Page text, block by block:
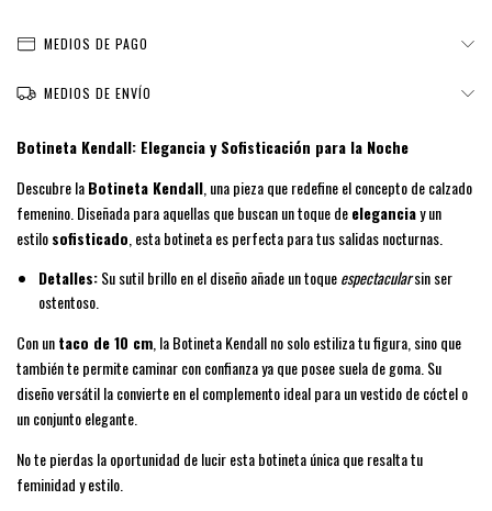
MEDIOS DE PAGO
MEDIOS DE ENVÍO
Botineta Kendall: Elegancia y Sofisticación para la Noche
Descubre laBotineta Kendall , una pieza que redefine el concepto de calzado
femenino. Diseñada para aquellas que buscan un toque deeleganciay un
estilosofisticado , esta botineta es perfecta para tus salidas nocturnas.
Detalles:Su sutil brillo en el diseño añade un toqueespectacularsin ser
ostentoso.
Con untaco de 10 cm , la Botineta Kendall no solo estiliza tu figura, sino que
también te permite caminar con confianza ya que posee suela de goma. Su
diseño versátil la convierte en el complemento ideal para un vestido de cóctel o
un conjunto elegante.
No te pierdas la oportunidad de lucir esta botineta única que resalta tu
feminidad y estilo.